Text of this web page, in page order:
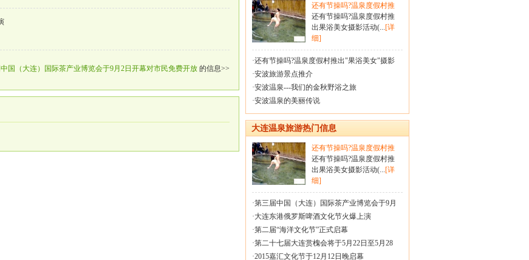
国（大连）国际茶产业博览会于9月2日开幕对市民免费开放 的信息>>
还有节操吗?温泉度假村推
还有节操吗?温泉度假村推
出果浴美女摄影活动(...[详
细]
·还有节操吗?温泉度假村推出"果浴美女"摄影
·安波旅游景点推介
·安波温泉---我们的金秋野浴之旅
·安波温泉的美丽传说
大连温泉旅游热门信息
还有节操吗?温泉度假村推
还有节操吗?温泉度假村推
出果浴美女摄影活动(...[详
细]
·第三届中国（大连）国际茶产业博览会于9月
·大连东港俄罗斯啤酒文化节火爆上演
·第二届“海洋文化节”正式启幕
·第二十七届大连赏槐会将于5月22日至5月28
·2015嘉汇文化节于12月12日晚启幕